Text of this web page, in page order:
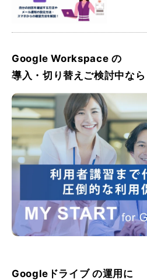
Google Workspace の
導入・切り替えご検討中なら
Googleドライブ の運用に